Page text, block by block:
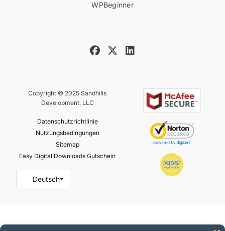
WPBeginner
Copyright © 2025 Sandhills
Development, LLC
Datenschutzrichtlinie
Nutzungsbedingungen
Sitemap
Easy Digital Downloads Gutschein